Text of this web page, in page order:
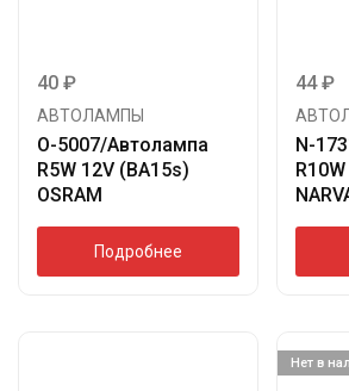
40 ₽
АВТОЛАМПЫ
O-5007/Автолампа
R5W 12V (BA15s)
OSRAM
Подробнее
44₽
N-
Нет в